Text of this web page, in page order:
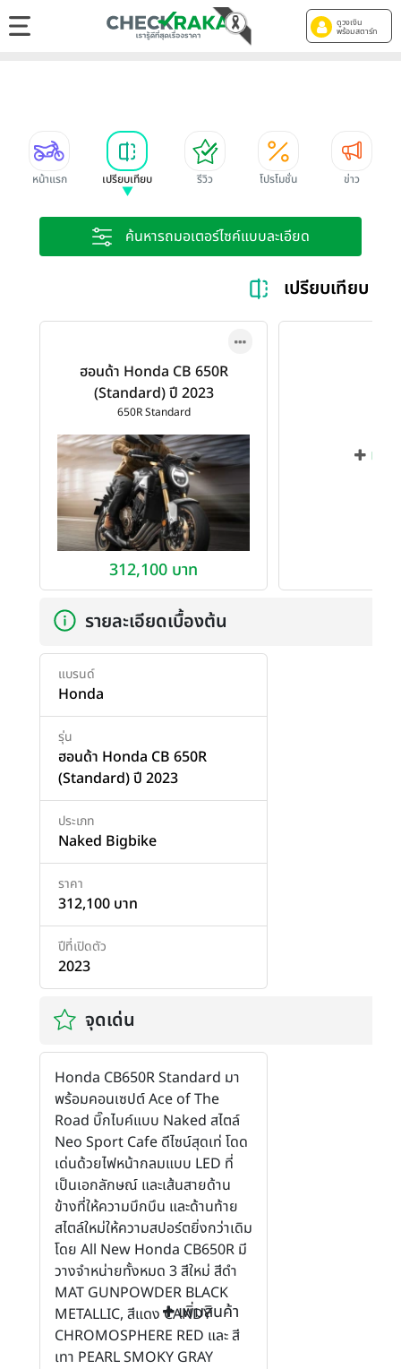
ดูวงเงิน
พร้อมสตาร์ท
หน้าแรก เปรียบเทียบ รีวิว โปรโมชั่น ข่าว
ค้นหารถมอเตอร์ไซค์แบบละเอียด
เปรียบเทียบ
ฮอนด้า Honda CB 650R
(Standard) ปี 2023
650R Standard
312,100 บาท
เพิ่
เพิ่มสินค้า
รายละเอียดเบื้องต้น
แบรนด์
Honda
รุ่น
ฮอนด้า Honda CB 650R
(Standard) ปี 2023
ประเภท
Naked Bigbike
ราคา
312,100 บาท
ปีที่เปิดตัว
2023
จุดเด่น
Honda CB650R Standard มา
พร้อมคอนเซปต์ Ace of The
Road บิ๊กไบค์แบบ Naked สไตล์
Neo Sport Cafe ดีไซน์สุดเท่ โดด
เด่นด้วยไฟหน้ากลมแบบ LED ที่
เป็นเอกลักษณ์ และเส้นสายด้าน
ข้างที่ให้ความบึกบึน และด้านท้าย
สไตล์ใหม่ให้ความสปอร์ตยิ่งกว่าเดิม
โดย All New Honda CB650R มี
วางจำหน่ายทั้งหมด 3 สีใหม่ สีดำ
MAT GUNPOWDER BLACK
METALLIC, สีแดง CANDY
CHROMOSPHERE RED และ สี
เทา PEARL SMOKY GRAY